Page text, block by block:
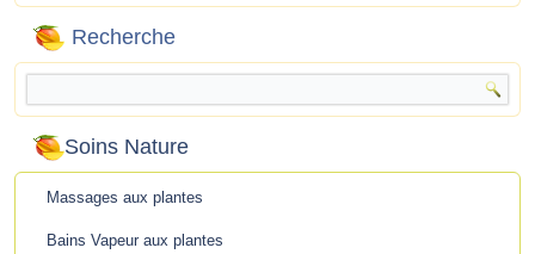
Recherche
Soins Nature
Massages aux plantes
Bains Vapeur aux plantes